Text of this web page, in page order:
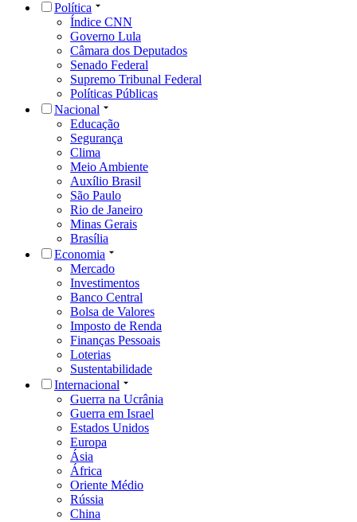
Política
Índice CNN
Governo Lula
Câmara dos Deputados
Senado Federal
Supremo Tribunal Federal
Políticas Públicas
Nacional
Educação
Segurança
Clima
Meio Ambiente
Auxílio Brasil
São Paulo
Rio de Janeiro
Minas Gerais
Brasília
Economia
Mercado
Investimentos
Banco Central
Bolsa de Valores
Imposto de Renda
Finanças Pessoais
Loterias
Sustentabilidade
Internacional
Guerra na Ucrânia
Guerra em Israel
Estados Unidos
Europa
Ásia
África
Oriente Médio
Rússia
China